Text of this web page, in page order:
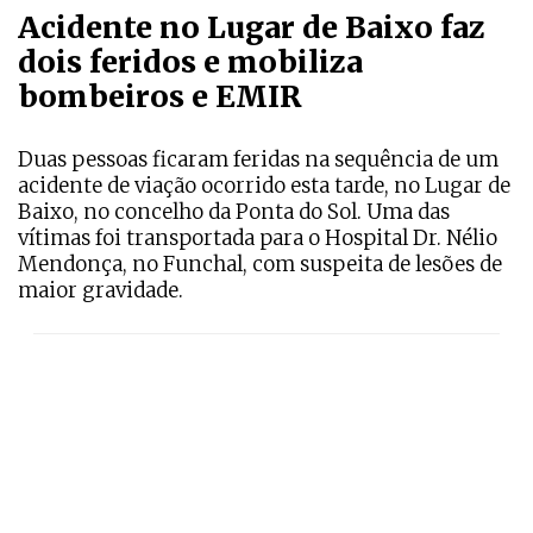
Acidente no Lugar de Baixo faz
dois feridos e mobiliza
bombeiros e EMIR
Duas pessoas ficaram feridas na sequência de um
acidente de viação ocorrido esta tarde, no Lugar de
Baixo, no concelho da Ponta do Sol. Uma das
vítimas foi transportada para o Hospital Dr. Nélio
Mendonça, no Funchal, com suspeita de lesões de
maior gravidade.